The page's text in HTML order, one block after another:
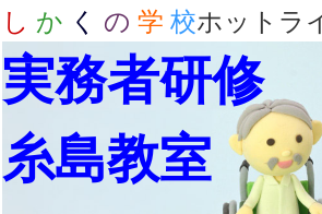
し か く の 学 校ホットラ
実務者研修
糸島教室